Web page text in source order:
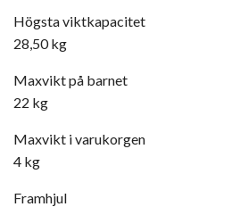
Högsta viktkapacitet
28,50 kg
Maxvikt på barnet
22 kg
Maxvikt i varukorgen
4 kg
Framhjul